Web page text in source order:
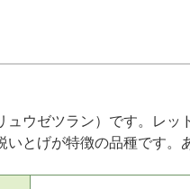
ュウゼツラン）です。レ
とげが特徴の品種です。